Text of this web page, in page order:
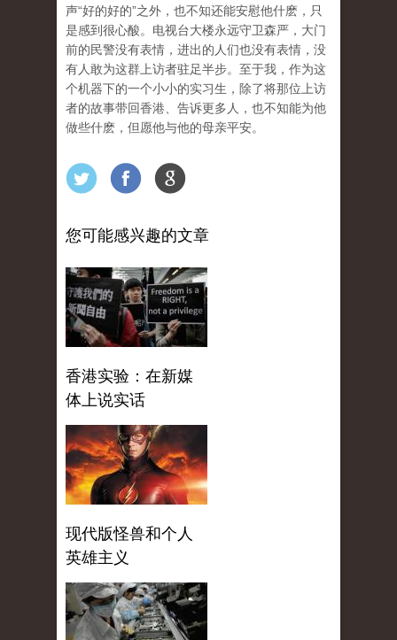
声“好的好的”之外，也不知还能安慰他什麽，只
是感到很心酸。电视台大楼永远守卫森严，大门
前的民警没有表情，进出的人们也没有表情，没
有人敢为这群上访者驻足半步。至于我，作为这
个机器下的一个小小的实习生，除了将那位上访
者的故事带回香港、告诉更多人，也不知能为他
做些什麽，但愿他与他的母亲平安。
您可能感兴趣的文章
香港实验：在新媒
体上说实话
现代版怪兽和个人
英雄主义